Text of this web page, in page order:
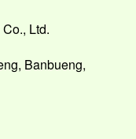
Ltd.
Banbueng,